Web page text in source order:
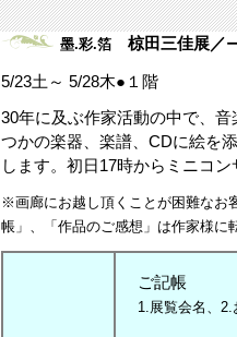
墨.彩.箔 椋田三佳展／
5/23土～ 5/28木●１階
30年に及ぶ作家活動の中で、
つかの楽器、楽譜、CDに絵を
します。初日17時からミニコ
※画廊にお越し頂くことが困難なお
帳」、「作品のご感想」は作家様に
ご記帳
1.展覧会名、 2.